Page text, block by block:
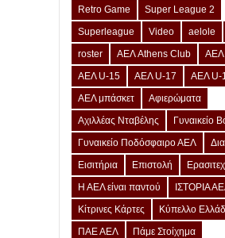
Retro Game
Super League 2
Superleague
Video aelole
roster
ΑΕΛ Athens Club
ΑΕΛ
ΑΕΛ U-15
ΑΕΛ U-17
ΑΕΛ U-
ΑΕΛ μπάσκετ
Αφιερώματα
Αχιλλέας Νταβέλης
Γυναικείο
Γυναικείο Ποδόσφαιρο ΑΕΛ
Εισιτήρια
Επιστολή
Η ΑΕΛ είναι παντού
ΙΣΤΟΡΙΑ
Κίτρινες Κάρτες
Κύπελλο
ΠΑΕ ΑΕΛ
Πάμε Στοίχημα